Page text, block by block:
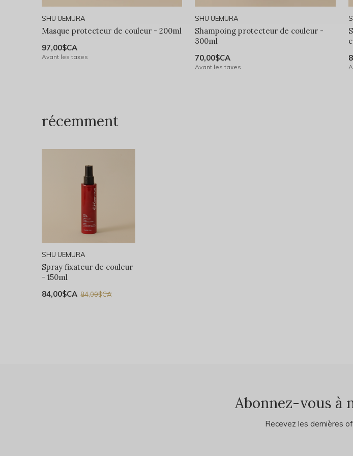
SHU UEMURA
Masque protecteur de couleur - 200ml
97,00$CA
Avant les taxes
SHU UEMURA
Shampoing protecteur de couleur -
300ml
70,00$CA
Avant les taxes
récemment
SHU UEMURA
Spray fixateur de couleur
- 150ml
84,00$CA 84,00$CA
Abonnez-vous à
Recevez les dernières